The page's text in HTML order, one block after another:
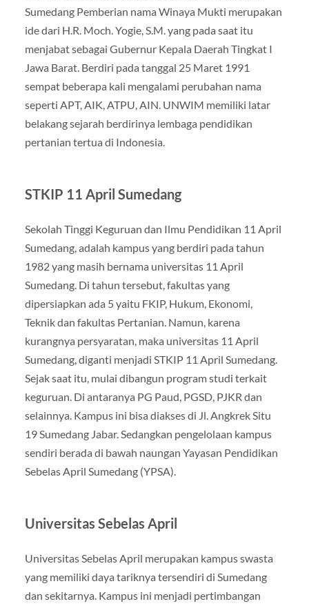
Sumedang Pemberian nama Winaya Mukti merupakan
ide dari H.R. Moch. Yogie, S.M. yang pada saat itu
menjabat sebagai Gubernur Kepala Daerah Tingkat I
Jawa Barat. Berdiri pada tanggal 25 Maret 1991
sempat beberapa kali mengalami perubahan nama
seperti APT, AIK, ATPU, AIN. UNWIM memiliki latar
belakang sejarah berdirinya lembaga pendidikan
pertanian tertua di Indonesia.
STKIP 11 April Sumedang
Sekolah Tinggi Keguruan dan Ilmu Pendidikan 11 April
Sumedang, adalah kampus yang berdiri pada tahun
1982 yang masih bernama universitas 11 April
Sumedang. Di tahun tersebut, fakultas yang
dipersiapkan ada 5 yaitu FKIP, Hukum, Ekonomi,
Teknik dan fakultas Pertanian. Namun, karena
kurangnya persyaratan, maka universitas 11 April
Sumedang, diganti menjadi STKIP 11 April Sumedang.
Sejak saat itu, mulai dibangun program studi terkait
keguruan. Di antaranya PG Paud, PGSD, PJKR dan
selainnya. Kampus ini bisa diakses di Jl. Angkrek Situ
19 Sumedang Jabar. Sedangkan pengelolaan kampus
sendiri berada di bawah naungan Yayasan Pendidikan
Sebelas April Sumedang (YPSA).
Universitas Sebelas April
Universitas Sebelas April merupakan kampus swasta
yang memiliki daya tariknya tersendiri di Sumedang
dan sekitarnya. Kampus ini menjadi pertimbangan